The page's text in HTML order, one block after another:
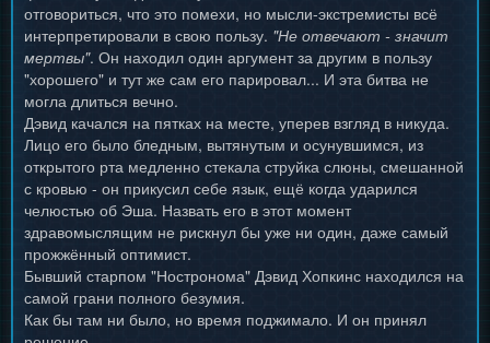
отговориться, что это помехи, но мысли-экстремисты всё
интерпретировали в свою пользу. "Не отвечают - значит
мертвы". Он находил один аргумент за другим в пользу
"хорошего" и тут же сам его парировал... И эта битва не
могла длиться вечно.
Дэвид качался на пятках на месте, уперев взгляд в никуда.
Лицо его было бледным, вытянутым и осунувшимся, из
открытого рта медленно стекала струйка слюны, смешанной
с кровью - он прикусил себе язык, ещё когда ударился
челюстью об Эша. Назвать его в этот момент
здравомыслящим не рискнул бы уже ни один, даже самый
прожжённый оптимист.
Бывший старпом "Ностронома" Дэвид Хопкинс находился на
самой грани полного безумия.
Как бы там ни было, но время поджимало. И он принял